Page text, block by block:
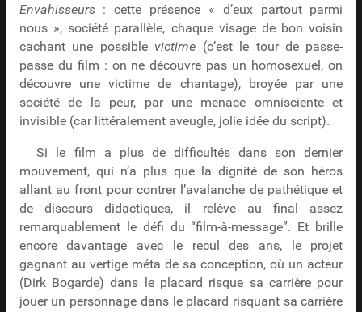
Envahisseurs: cette présence « d’eux partout parmi
nous », société parallèle, chaque visage de bon voisin
cachant une possible victime (c’est le tour de passe-
passe du film : on ne découvre pas un homosexuel, on
découvre une victime de chantage), broyée par une
société de la peur, par une menace omnisciente et
invisible (car littéralement aveugle, jolie idée du script).
Si le film a plus de difficultés dans son dernier
mouvement, qui n’a plus que la dignité de son héros
allant au front pour contrer l’avalanche de pathétique et
de discours didactiques, il relève au final assez
remarquablement le défi du “film-à-message”. Et brille
encore davantage avec le recul des ans, le projet
gagnant au vertige méta de sa conception, où un acteur
(Dirk Bogarde) dans le placard risque sa carrière pour
jouer un personnage dans le placard risquant sa carrière